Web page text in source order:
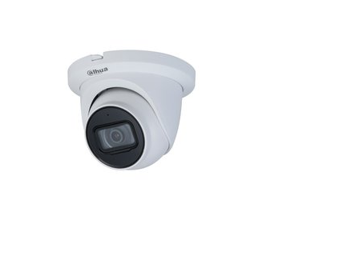
Системы контроля и управления
доступом
Сетевое оборудование
Защитные сейферы и боксы